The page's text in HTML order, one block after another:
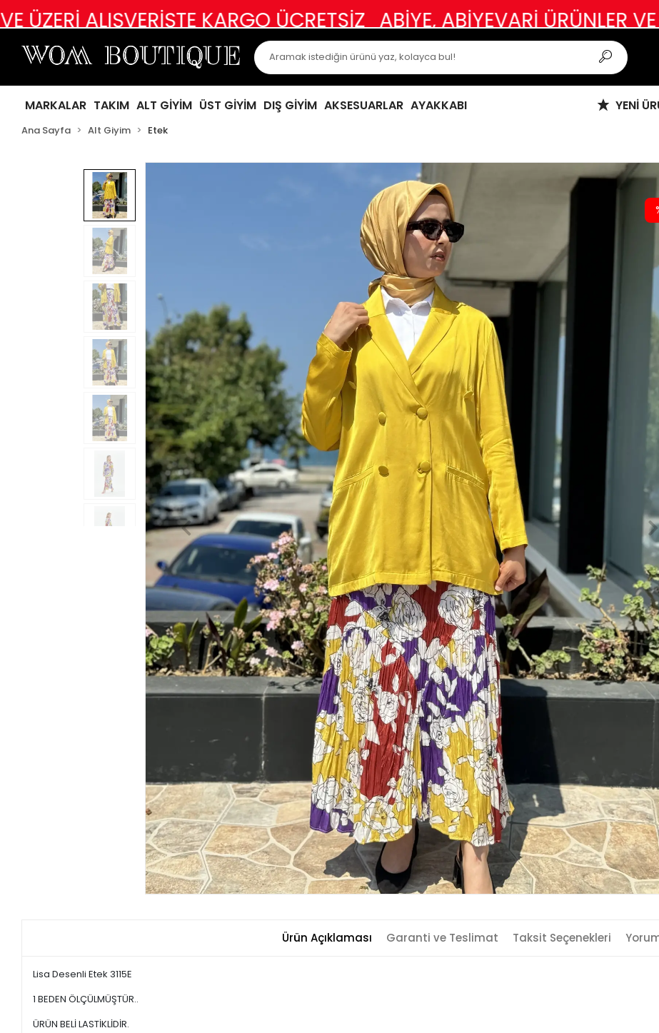
KARGO ÜCRETSİZ ABİYE, ABİYEVARİ ÜRÜNLER VE ÖZEL
MARKALAR TAKIM ALT GİYİM ÜST GİYİM DIŞ GİYİM AKSESUARLAR AYAKKABI YENİ
Ana Sayfa Alt Giyim Etek
Ürün Açıklaması Garanti ve Teslimat Taksit Seçenekleri
Lisa Desenli Etek 3115E
1 BEDEN ÖLÇÜLMÜŞTÜR..
ÜRÜN BELİ LASTİKLİDİR.